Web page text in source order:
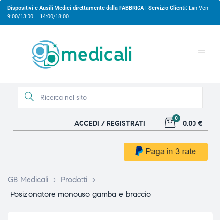
Dispositivi e Ausili Medici direttamente dalla FABBRICA | Servizio Clienti: Lun-Ven
9:00/13:00 – 14:00/18:00
ACCEDI / REGISTRATI
0
0,00 €
GB Medicali > Prodotti
>
Posizionatore monouso gamba e braccio